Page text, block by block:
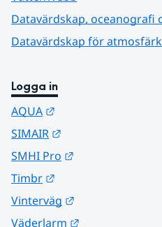
Datavärdskap, oceanografi
Datavärdskap för
Logga in
AQUA
SIMAIR
SMHI Pro
Timbr
Vinterväg
Väderlarm